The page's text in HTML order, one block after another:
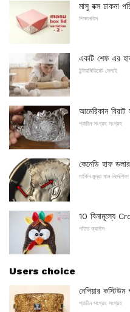
মাসু বক্স ঢাকনা
শিক্ষানবিস
একটি শেফ এর হাত
ইন্টারমিডিয়েট সেলাই
আমেরিকান
প্রাচীন সংগ্রহ সংগ্রহ
কেনেডি হাফ
মার্কিন মুদ্রা মান নির্দেশিকা
10 বিনামূল্যে
পতিত ক্রাফ্টস
Users choice
নেপিয়ার
প্রাচীন সংগ্রহ সংগ্রহ